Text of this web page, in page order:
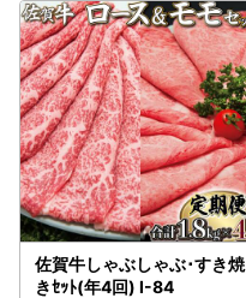
佐賀牛しゃぶしゃぶ･すき焼
きｾｯﾄ(年4回) I-84